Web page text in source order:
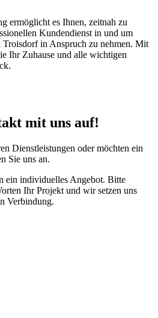
ermöglicht es Ihnen, zeitnah zu
Kundendienst in und um
in Anspruch zu nehmen. Mit
Ihr Zuhause und alle wichtigen
mit uns auf!
Dienstleistungen oder möchten ein
Sie uns an.
ein individuelles Angebot. Bitte
Ihr Projekt und wir setzen uns
Verbindung.